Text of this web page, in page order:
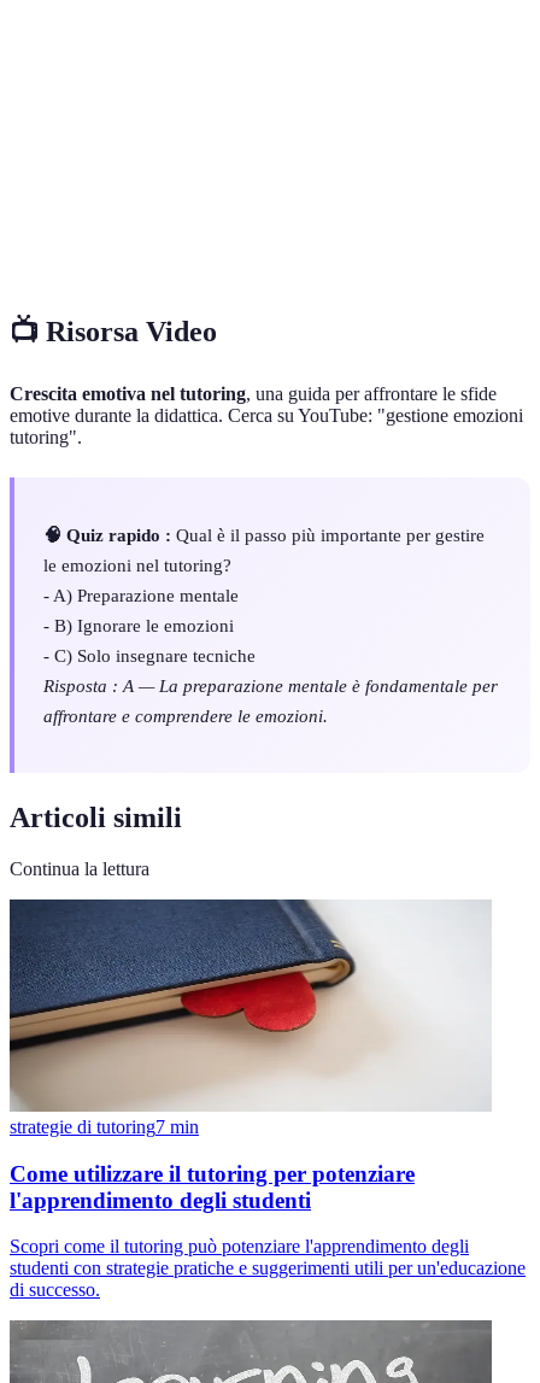
📺 Risorsa Video
Crescita emotiva nel tutoring, una guida per affrontare le sfide
emotive durante la didattica. Cerca su YouTube: "gestione emozioni
tutoring".
🧠 Quiz rapido : Qual è il passo più importante per gestire
le emozioni nel tutoring?
- A) Preparazione mentale
- B) Ignorare le emozioni
- C) Solo insegnare tecniche
Risposta : A — La preparazione mentale è fondamentale per
affrontare e comprendere le emozioni.
Articoli simili
Continua la lettura
strategie di tutoring7 min
Come utilizzare il tutoring per potenziare
l'apprendimento degli studenti
Scopri come il tutoring può potenziare l'apprendimento degli
studenti con strategie pratiche e suggerimenti utili per un'educazione
di successo.